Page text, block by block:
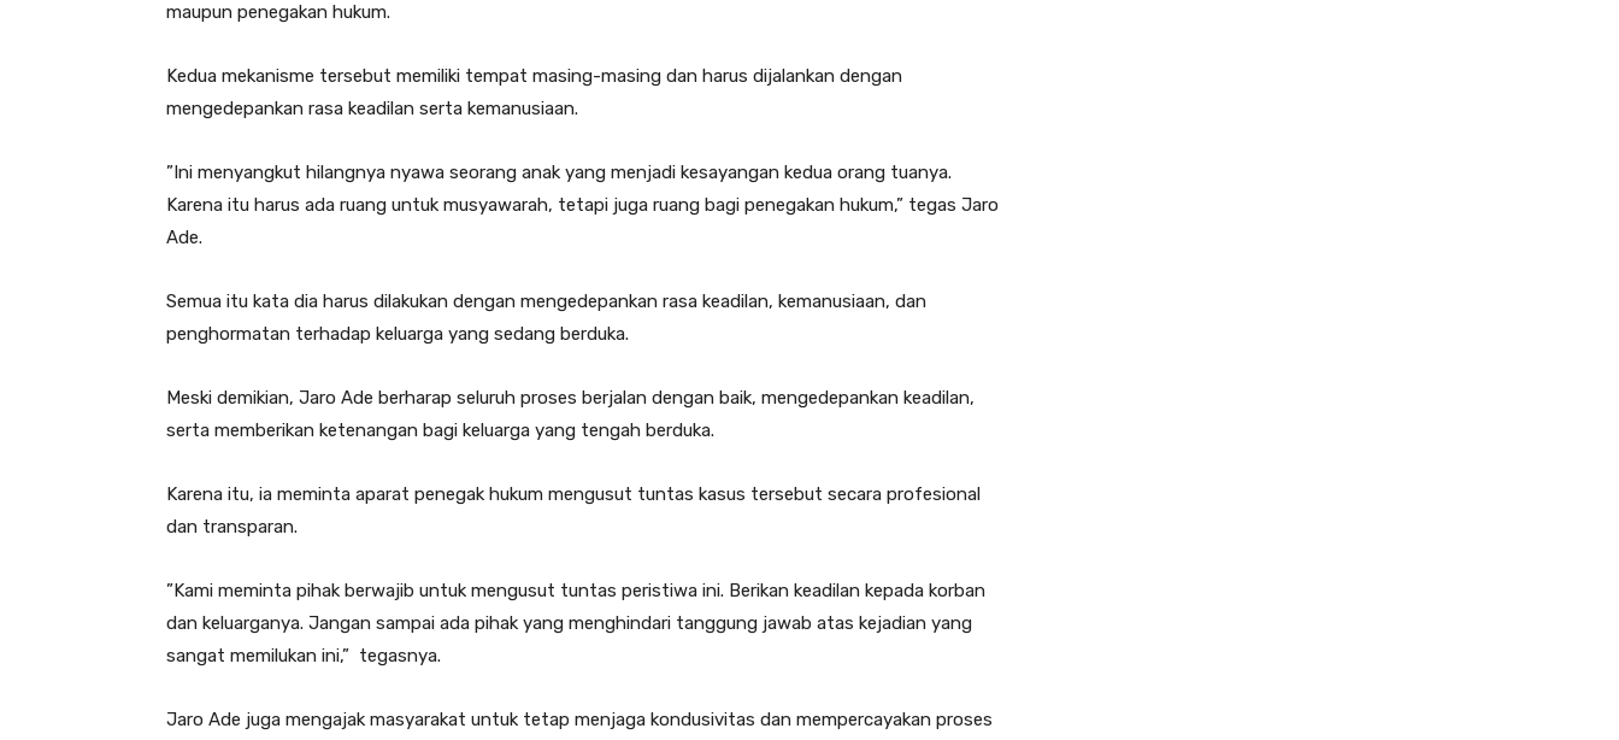
maupun penegakan hukum.‎
‎Kedua mekanisme tersebut memiliki tempat masing-masing dan harus dijalankan dengan
mengedepankan rasa keadilan serta kemanusiaan.‎
‎”Ini menyangkut hilangnya nyawa seorang anak yang menjadi kesayangan kedua orang tuanya.
Karena itu harus ada ruang untuk musyawarah, tetapi juga ruang bagi penegakan hukum,” tegas Jaro
Ade.‎
‎Semua itu kata dia harus dilakukan dengan mengedepankan rasa keadilan, kemanusiaan, dan
penghormatan terhadap keluarga yang sedang berduka.
‎‎Meski demikian, Jaro Ade berharap seluruh proses berjalan dengan baik, mengedepankan keadilan,
serta memberikan ketenangan bagi keluarga yang tengah berduka.‎
‎Karena itu, ia meminta aparat penegak hukum mengusut tuntas kasus tersebut secara profesional
dan transparan.‎
‎”Kami meminta pihak berwajib untuk mengusut tuntas peristiwa ini. Berikan keadilan kepada korban
dan keluarganya. Jangan sampai ada pihak yang menghindari tanggung jawab atas kejadian yang
sangat memilukan ini,” tegasnya.‎
‎Jaro Ade juga mengajak masyarakat untuk tetap menjaga kondusivitas dan mempercayakan proses